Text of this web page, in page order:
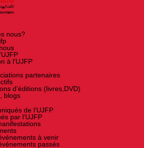
nous?
à l’UJFP
partenaires
d’éditions (livres,DVD)
blogs
de l'UJFP
par l'UJFP
à venir
passés